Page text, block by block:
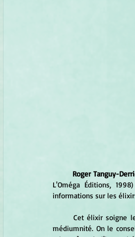
Roger Tanguy-
L'Oméga Éditions,
informations sur les
	Cet élixir soigne les fuites d'énergie, stimule l'intuition, l'acuité mentale et la réceptivité, voire même la
médiumnité. On le